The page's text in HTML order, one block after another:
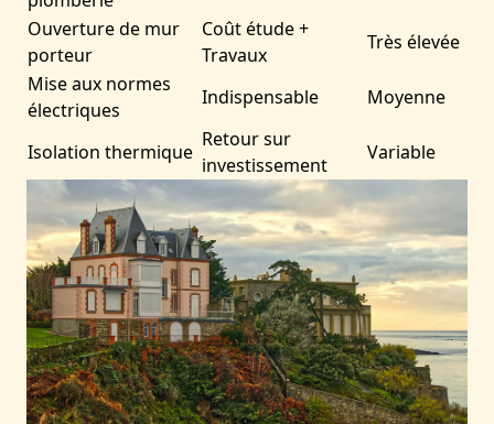
Ouverture de mur
porteur
Coût étude +
Travaux
Très élevée
Mise aux normes
électriques
Indispensable Moyenne
Isolation thermique
Retour sur
investissement
Variable